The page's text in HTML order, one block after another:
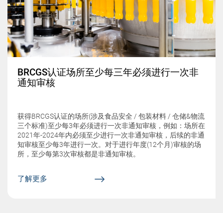
BRCGS认证场所至少每三年必须进行一次非
通知审核
获得BRCGS认证的场所(涉及食品安全 / 包装材料 / 仓储&物流
三个标准)至少每3年必须进行一次非通知审核，例如：场所在
2021年-2024年内必须至少进行一次非通知审核，后续的非通
知审核至少每3年进行一次。对于进行年度(12个月)审核的场
所，至少每第3次审核都是非通知审核。
了解更多